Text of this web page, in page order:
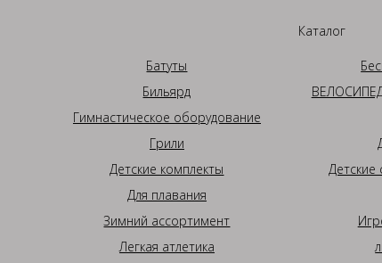
Каталог
Батуты
Бильярд
Гимнастическое оборудование
Грили
Детские комплекты
Детские
Для плавания
Зимний ассортимент
Легкая атлетика